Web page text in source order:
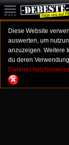
Diese Website
auswerten, um
anzuzeigen. Weitere
du deren